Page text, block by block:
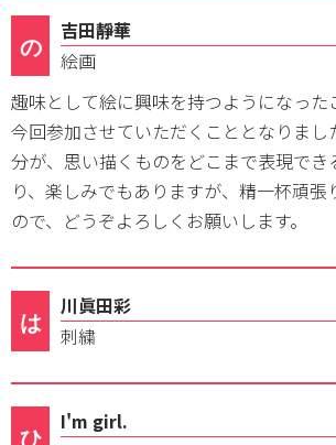
の
吉田靜華
絵画
趣味として絵に興味を持つようになった
今回参加させていただくこととなりまし
分が、思い描くものをどこまで表現でき
り、楽しみでもありますが、精一杯頑張
ので、どうぞよろしくお願いします。
は
川眞田彩
刺繍
ひ
I'm girl.